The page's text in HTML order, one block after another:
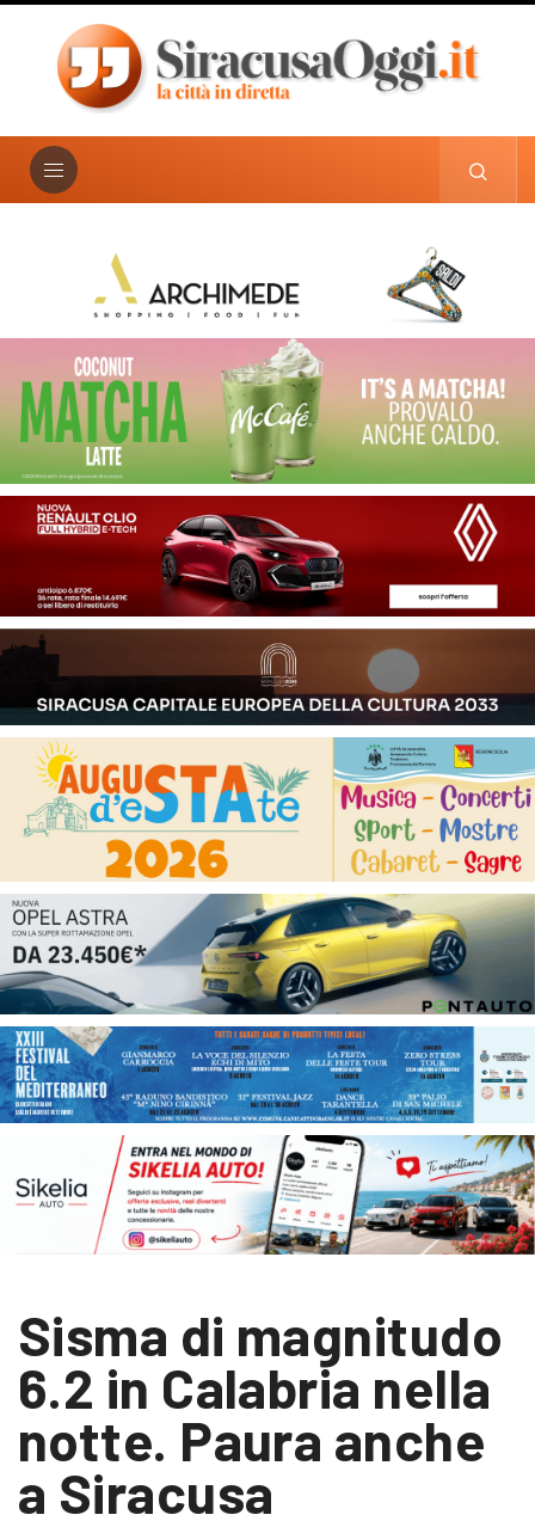
Sisma di magnitudo
6.2 in Calabria nella
notte. Paura anche
a Siracusa